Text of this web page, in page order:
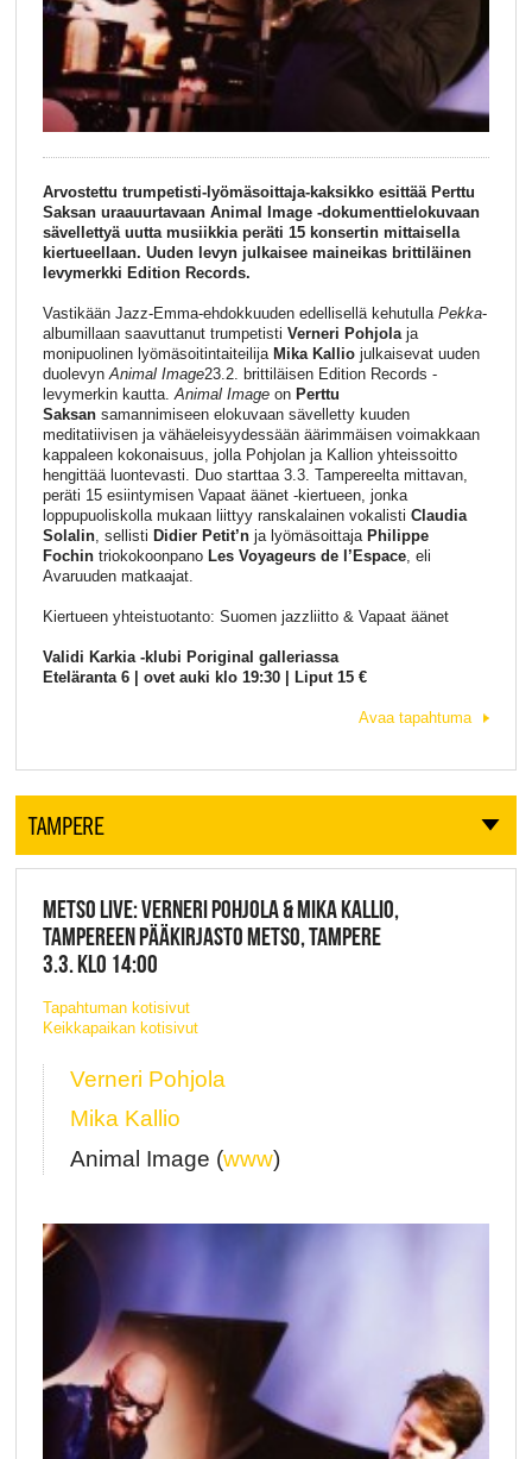
Arvostettu trumpetisti-lyömäsoittaja-kaksikko esittää Perttu
Saksan uraauurtavaan Animal Image -dokumenttielokuvaan
sävellettyä uutta musiikkia peräti 15 konsertin mittaisella
kiertueellaan. Uuden levyn julkaisee maineikas brittiläinen
levymerkki Edition Records.
Vastikään Jazz-Emma-ehdokkuuden edellisellä kehutulla Pekka-
albumillaan saavuttanut trumpetisti Verneri Pohjolaja
monipuolinen lyömäsoitintaiteilija Mika Kalliojulkaisevat uuden
duolevynAnimal Image23.2. brittiläisen Edition Records -
levymerkin kautta.Animal Image on Perttu
Saksansamannimiseen elokuvaan sävelletty kuuden
meditatiivisen ja vähäeleisyydessään äärimmäisen voimakkaan
kappaleen kokonaisuus, jolla Pohjolan ja Kallion yhteissoitto
hengittää luontevasti. Duo starttaa 3.3. Tampereelta mittavan,
peräti 15 esiintymisen Vapaat äänet -kiertueen, jonka
loppupuoliskolla mukaan liittyy ranskalainen vokalisti Claudia
Solalin, sellisti Didier Petit’nja lyömäsoittaja Philippe
Fochintriokokoonpano Les Voyageurs de l’Espace, eli
Avaruuden matkaajat.
Kiertueen yhteistuotanto: Suomen jazzliitto & Vapaat äänet
Validi Karkia -klubi Poriginal galleriassa
Eteläranta 6 | ovet auki klo 19:30 | Liput 15 €
Avaa tapahtuma
TAMPERE
METSO LIVE: VERNERI POHJOLA & MIKA KALLIO,
TAMPEREEN PÄÄKIRJASTO METSO, TAMPERE
3.3. KLO 14:00
Tapahtuman kotisivut
Keikkapaikan kotisivut
Verneri Pohjola
Mika Kallio
Animal Image (www)